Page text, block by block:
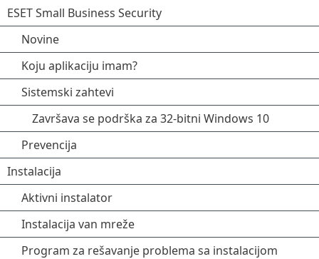
ESET Small Business Security
Novine
Koju aplikaciju imam?
Sistemski zahtevi
Završava se podrška za 32-bitni Windows 10
Prevencija
Instalacija
Aktivni instalator
Instalacija van mreže
Program za rešavanje problema sa instalacijom